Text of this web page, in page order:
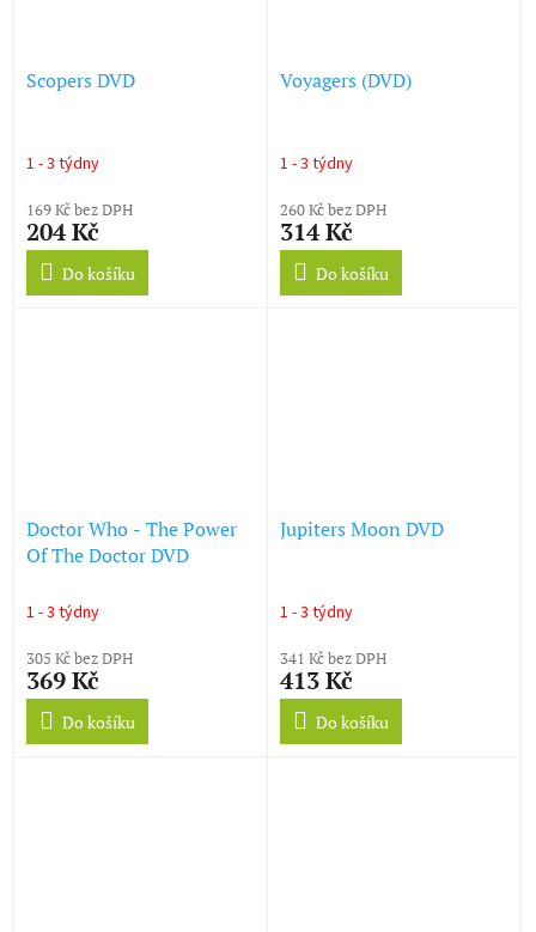
Scopers DVD
1 - 3 týdny
169 Kč bez DPH
204 Kč
Do košíku
Voyagers (DVD)
1 - 3 týdny
260 Kč bez DPH
314 Kč
Do košíku
Doctor Who - The Power
Of The Doctor DVD
1 - 3 týdny
305 Kč bez DPH
369 Kč
Do košíku
Jupiters Moon DVD
1 - 3 týdny
341 Kč bez DPH
413 Kč
Do košíku